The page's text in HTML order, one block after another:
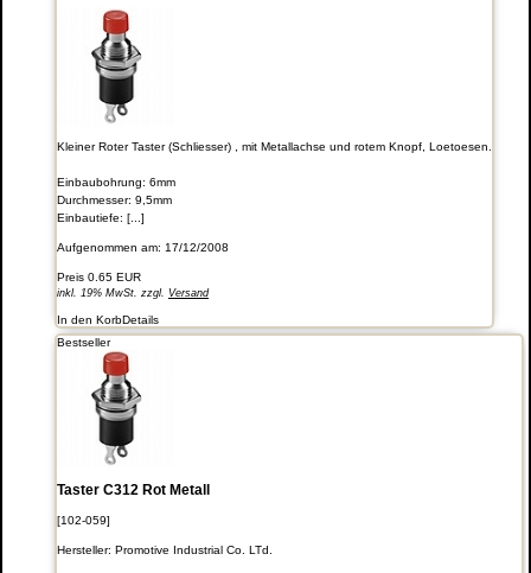
Kleiner Roter Taster (Schliesser) , mit Metallachse und rotem Knopf, Loetoesen.
Einbaubohrung: 6mm
Durchmesser: 9,5mm
Einbautiefe: [...]
Aufgenommen am: 17/12/2008
Preis 0.65 EUR
inkl. 19% MwSt. zzgl. Versand
In den KorbDetails
Bestseller
Taster C312 Rot Metall
[102-059]
Hersteller: Promotive Industrial Co. LTd.